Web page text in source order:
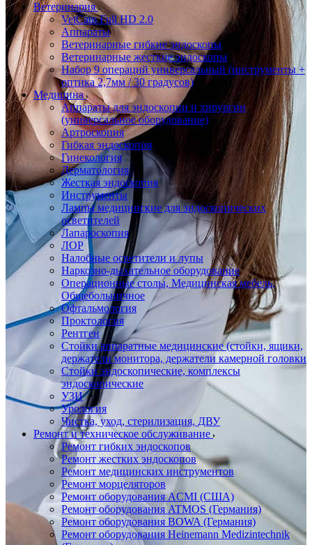
Ветеринария
VetCam Full HD 2.0
Аппараты
Ветеринарные гибкие эндоскопы
Ветеринарные жесткие эндоскопы
Набор 9 операций универсальный (инструменты +
оптика 2,7мм / 30 градусов)
Медицина
Аппараты для эндоскопии и хирургии
(универсальное оборудование)
Артроскопия
Гибкая эндоскопия
Гинекология
Дерматология
Жесткая эндоскопия
Инструменты
Лампы медицинские для эндоскопических
осветителей
Лапароскопия
ЛОР
Налобные осветители и лупы
Наркозно-дыхательное оборудование
Операционные столы, Медицинская мебель,
Общебольничное
Офтальмология
Проктология
Рентген
Стойки аппаратные медицинские (стойки, ящики,
держатели монитора, держатели камерной головки
Стойки эндоскопические, комплексы
эндоскопические
УЗИ
Урология
Чистка, уход, стерилизация, ДВУ
Ремонт и техническое обслуживание
Ремонт гибких эндоскопов
Ремонт жестких эндоскопов
Ремонт медицинских инструментов
Ремонт морцеляторов
Ремонт оборудования ACMI (США)
Ремонт оборудования ATMOS (Германия)
Ремонт оборудования BOWA (Германия)
Ремонт оборудования Heinemann Medizintechnik